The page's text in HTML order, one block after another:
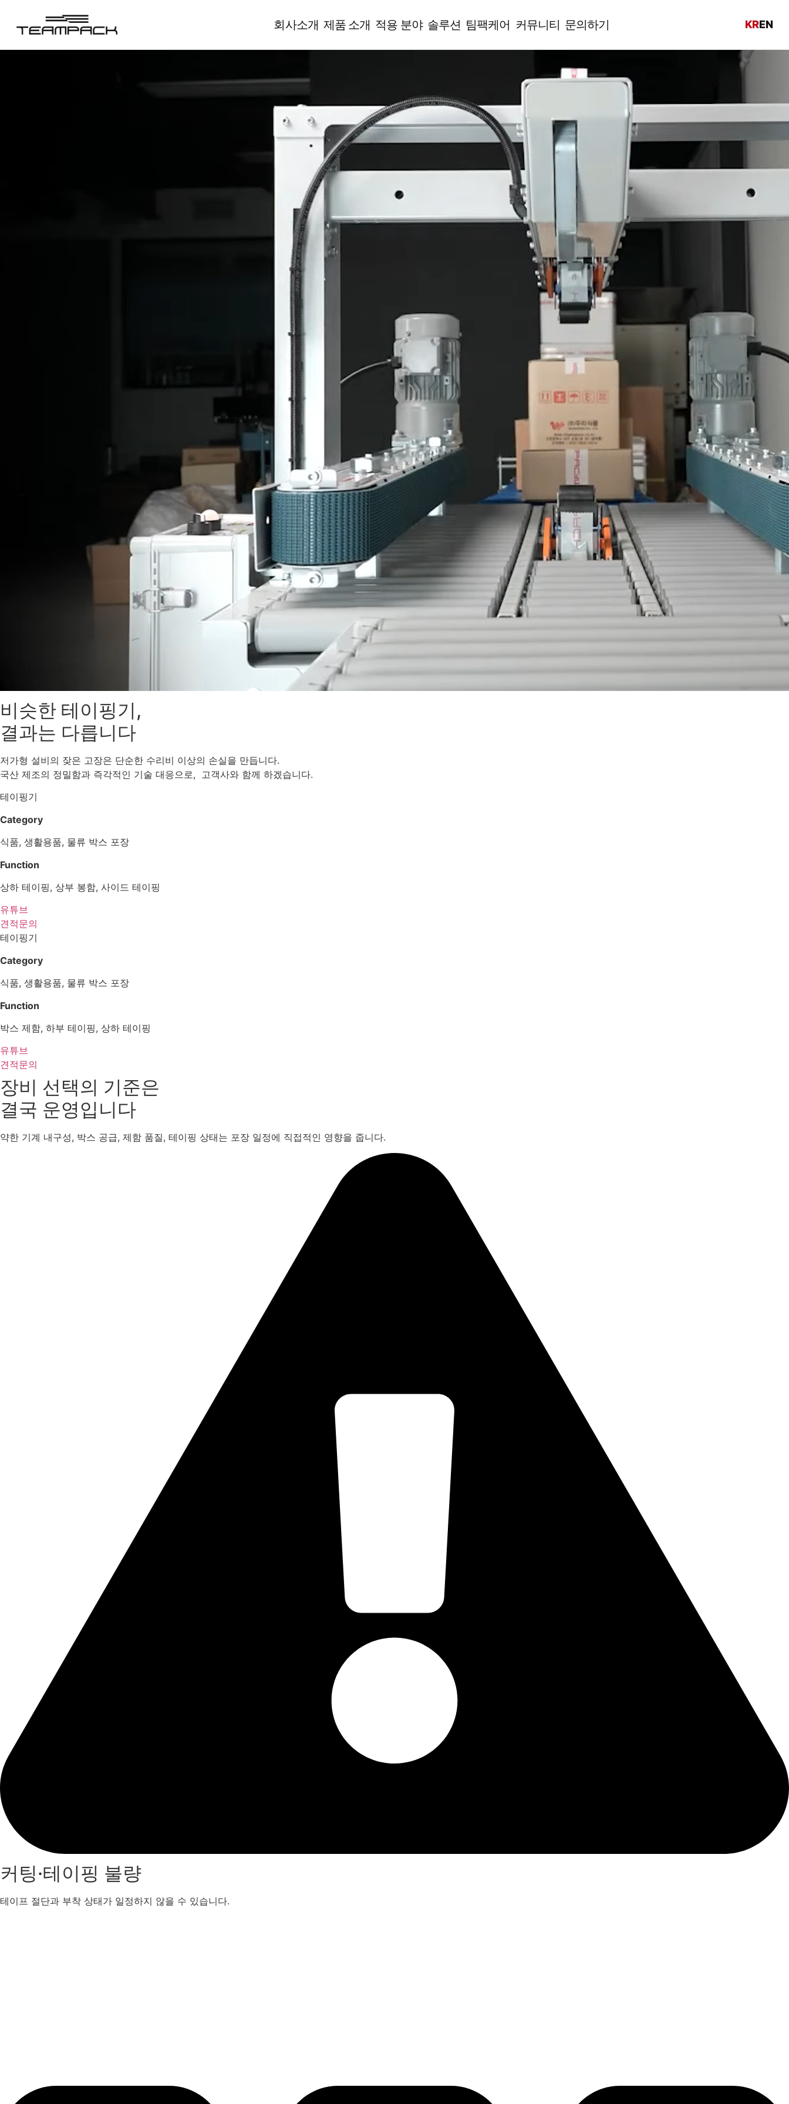
로
회사소개 제품 소개 적용 분야 솔루션 팀팩케어 커뮤니티 문의하기 KREN
비슷한 테이핑기,
결과는 다릅니다
저가형 설비의 잦은 고장은 단순한 수리비 이상의 손실을 만듭니다.
국산 제조의 정밀함과 즉각적인 기술 대응으로, 고객사와 함께 하겠습니다.
테이핑기
Category
식품, 생활용품, 물류 박스 포장
Function
상하 테이핑, 상부 봉함, 사이드 테이핑
유튜브
견적문의
테이핑기
Category
식품, 생활용품, 물류 박스 포장
Function
박스 제함, 하부 테이핑, 상하 테이핑
유튜브
견적문의
장비 선택의 기준은
결국 운영입니다
약한 기계 내구성, 박스 공급, 제함 품질, 테이핑 상태는 포장 일정에 직접적인 영향을 줍니다.
커팅·테이핑 불량
테이프 절단과 부착 상태가 일정하지 않을 수 있습니다.